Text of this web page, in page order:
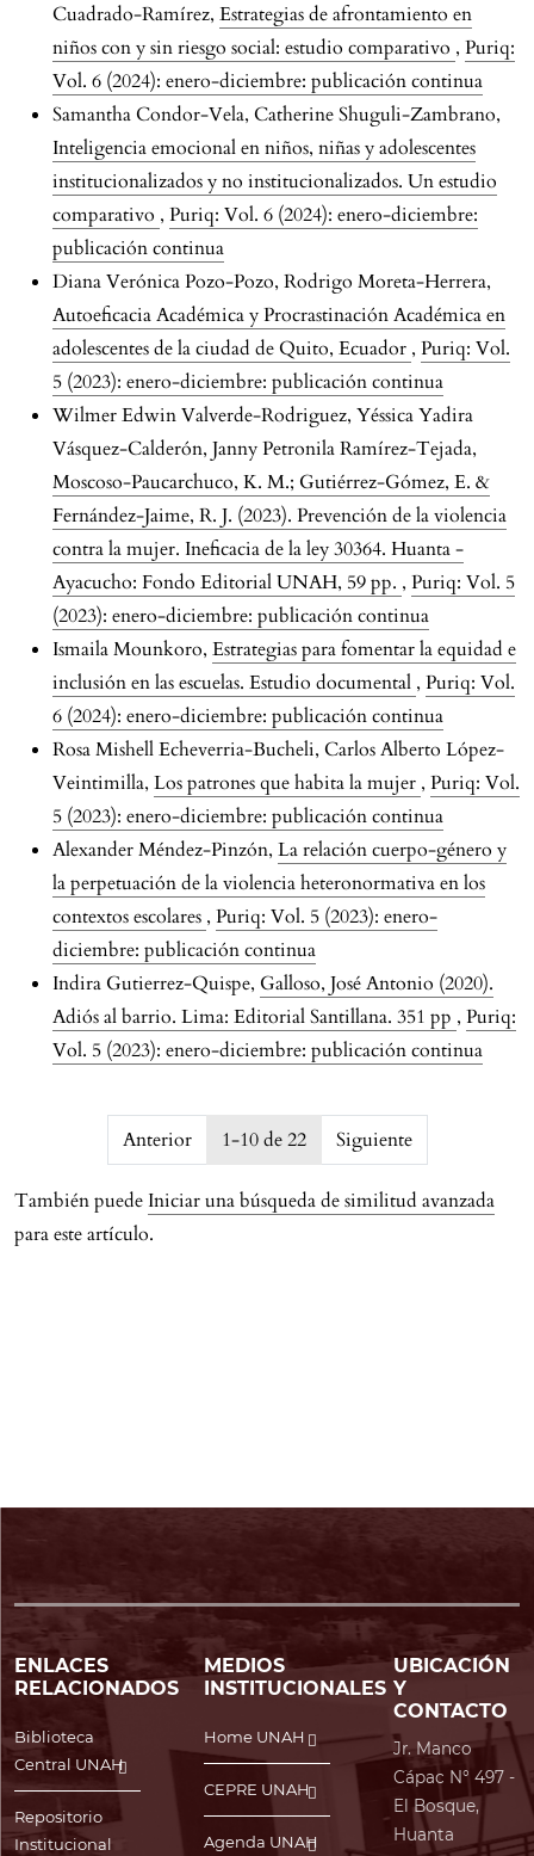
Cuadrado-Ramírez, Estrategias de afrontamiento en
niños con y sin riesgo social: estudio comparativo , Puriq:
Vol. 6 (2024): enero-diciembre: publicación continua
Samantha Condor-Vela, Catherine Shuguli-Zambrano,
Inteligencia emocional en niños, niñas y adolescentes
institucionalizados y no institucionalizados. Un estudio
comparativo , Puriq: Vol. 6 (2024): enero-diciembre:
publicación continua
Diana Verónica Pozo-Pozo, Rodrigo Moreta-Herrera,
Autoeficacia Académica y Procrastinación Académica en
adolescentes de la ciudad de Quito, Ecuador , Puriq: Vol.
5 (2023): enero-diciembre: publicación continua
Wilmer Edwin Valverde-Rodriguez, Yéssica Yadira
Vásquez-Calderón, Janny Petronila Ramírez-Tejada,
Moscoso-Paucarchuco, K. M.; Gutiérrez-Gómez, E. &
Fernández-Jaime, R. J. (2023). Prevención de la violencia
contra la mujer. Ineficacia de la ley 30364. Huanta -
Ayacucho: Fondo Editorial UNAH, 59 pp. , Puriq: Vol. 5
(2023): enero-diciembre: publicación continua
Ismaila Mounkoro, Estrategias para fomentar la equidad e
inclusión en las escuelas. Estudio documental , Puriq: Vol.
6 (2024): enero-diciembre: publicación continua
Rosa Mishell Echeverria-Bucheli, Carlos Alberto López-
Veintimilla, Los patrones que habita la mujer , Puriq: Vol.
5 (2023): enero-diciembre: publicación continua
Alexander Méndez-Pinzón, La relación cuerpo-género y
la perpetuación de la violencia heteronormativa en los
contextos escolares , Puriq: Vol. 5 (2023): enero-
diciembre: publicación continua
Indira Gutierrez-Quispe, Galloso, José Antonio (2020).
Adiós al barrio. Lima: Editorial Santillana. 351 pp , Puriq:
Vol. 5 (2023): enero-diciembre: publicación continua
issue.pagination6a77c2a8c8a4c
Anterior 1-10 de 22 Siguiente
También puede Iniciar una búsqueda de similitud avanzada
para este artículo.
ENLACES
RELACIONADOS
Biblioteca
Central UNAH
Repositorio
Institucional
MEDIOS
INSTITUCIONALES
Home UNAH
CEPRE UNAH
Agenda UNAH
UBICACIÓN
Y
CONTACTO
Jr. Manco
Cápac N° 497 -
El Bosque,
Huanta